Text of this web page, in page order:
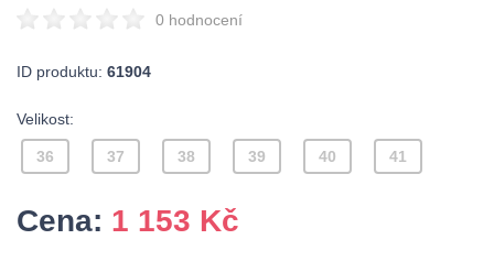
0 hodnocení
ID produktu: 61904
Velikost:
36 37 38 39 40 41
Cena: 1 153 Kč